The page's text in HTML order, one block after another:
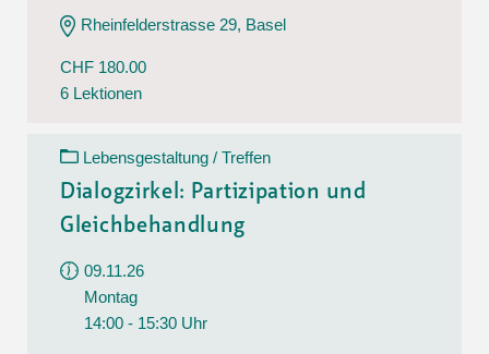
Rheinfelderstrasse 29, Basel
CHF 180.00
6 Lektionen
Lebensgestaltung / Treffen
Dialogzirkel: Partizipation und
Gleichbehandlung
09.11.26
Montag
14:00 - 15:30 Uhr